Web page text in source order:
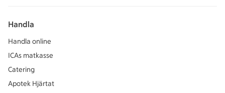
Handla
Handla online
ICAs matkasse
Catering
Apotek Hjärtat